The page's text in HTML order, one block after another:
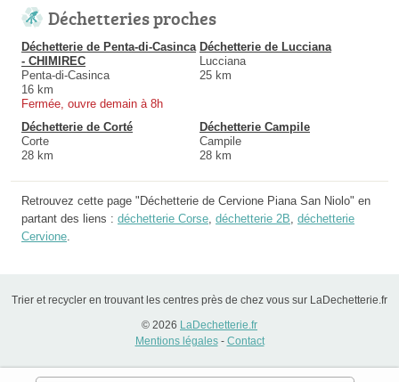
Déchetteries proches
Déchetterie de Penta-di-Casinca
- CHIMIREC
Penta-di-Casinca
16 km
Fermée, ouvre demain à 8h
Déchetterie de Lucciana
Lucciana
25 km
Déchetterie de Corté
Corte
28 km
Déchetterie Campile
Campile
28 km
Retrouvez cette page "Déchetterie de Cervione Piana San Niolo" en
partant des liens : déchetterie Corse, déchetterie 2B, déchetterie
Cervione.
Trier et recycler en trouvant les centres près de chez vous sur LaDechetterie.fr
© 2026 LaDechetterie.fr
Mentions légales- Contact